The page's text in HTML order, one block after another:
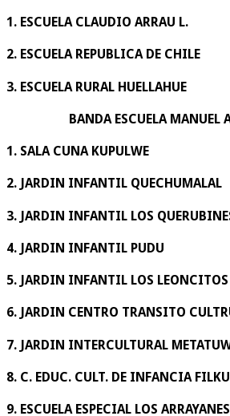
1. ESCUELA CLAUDIO ARRAU L.
2. ESCUELA REPUBLICA DE CHILE
3. ESCUELA RURAL HUELLAHUE
BANDA ESCUELA MANUEL
1. SALA CUNA KUPULWE
2. JARDIN INFANTIL QUECHUMALAL
3. JARDIN INFANTIL LOS
4. JARDIN INFANTIL PUDU
5. JARDIN INFANTIL LOS LEONCITOS
6. JARDIN CENTRO TRANSITO
7. JARDIN INTERCULTURAL
8. C. EDUC. CULT. DE INFANCIA
9. ESCUELA ESPECIAL LOS ARRAYANES